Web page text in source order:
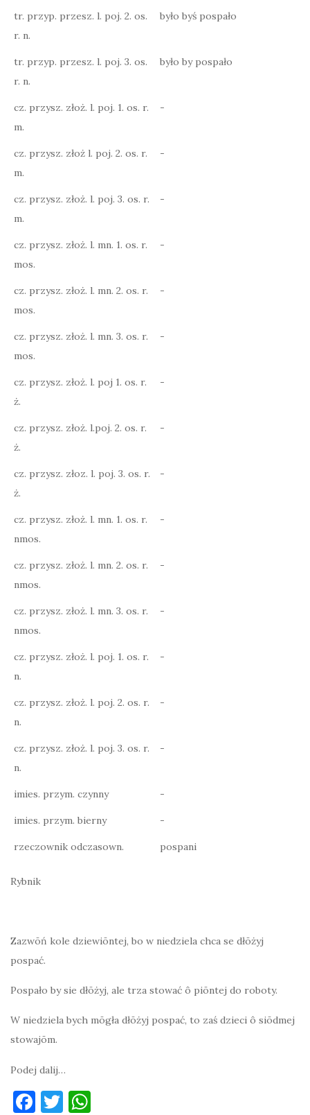
tr. przyp. przesz. l. poj. 2. os.
r. n.
było byś pospało
tr. przyp. przesz. l. poj. 3. os.
r. n.
było by pospało
cz. przysz. złoż. l. poj. 1. os. r.
m.
-
cz. przysz. złoż l. poj. 2. os. r.
m.
-
cz. przysz. złoż. l. poj. 3. os. r.
m.
-
cz. przysz. złoż. l. mn. 1. os. r.
mos.
-
cz. przysz. złoż. l. mn. 2. os. r.
mos.
-
cz. przysz. złoż. l. mn. 3. os. r.
mos.
-
cz. przysz. złoż. l. poj 1. os. r.
ż.
-
cz. przysz. złoż. l.poj. 2. os. r.
ż.
-
cz. przysz. złoz. l. poj. 3. os. r.
ż.
-
cz. przysz. złoż. l. mn. 1. os. r.
nmos.
-
cz. przysz. złoż. l. mn. 2. os. r.
nmos.
-
cz. przysz. złoż. l. mn. 3. os. r.
nmos.
-
cz. przysz. złoż. l. poj. 1. os. r.
n.
-
cz. przysz. złoż. l. poj. 2. os. r.
n.
-
cz. przysz. złoż. l. poj. 3. os. r.
n.
-
imies. przym. czynny -
imies. przym. bierny -
rzeczownik odczasown. pospani
Rybnik
Zazwōń kole dziewiōntej, bo w niedziela chca se dłōżyj
pospać.
Pospało by sie dłōżyj, ale trza stować ô piōntej do roboty.
W niedziela bych mōgła dłōżyj pospać, to zaś dzieci ô siōdmej
stowajōm.
Podej dalij…
F T